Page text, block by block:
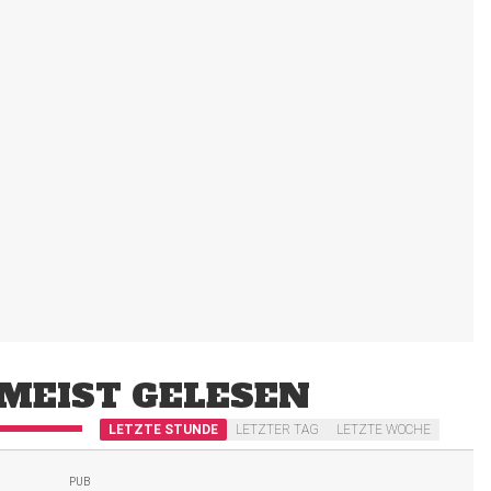
GELESEN
LETZTE STUNDE LETZTER TAG LETZTE WOCHE